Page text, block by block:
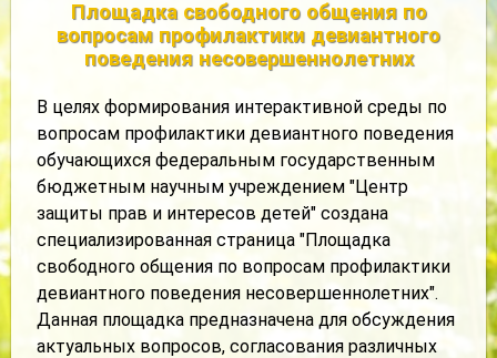
Площадка свободного общения по
вопросам профилактики девиантного
поведения несовершеннолетних
В целях формирования интерактивной среды по
вопросам профилактики девиантного поведения
обучающихся федеральным государственным
бюджетным научным учреждением "Центр
защиты прав и интересов детей" создана
специализированная страница "Площадка
свободного общения по вопросам профилактики
девиантного поведения несовершеннолетних".
Данная площадка предназначена для обсуждения
актуальных вопросов, согласования различных